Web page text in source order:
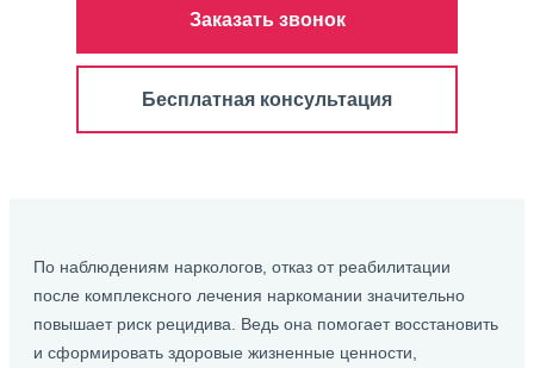
Заказать звонок
Бесплатная консультация
По наблюдениям наркологов, отказ от реабилитации
после комплексного лечения наркомании значительно
повышает риск рецидива. Ведь она помогает восстановить
и сформировать здоровые жизненные ценности,